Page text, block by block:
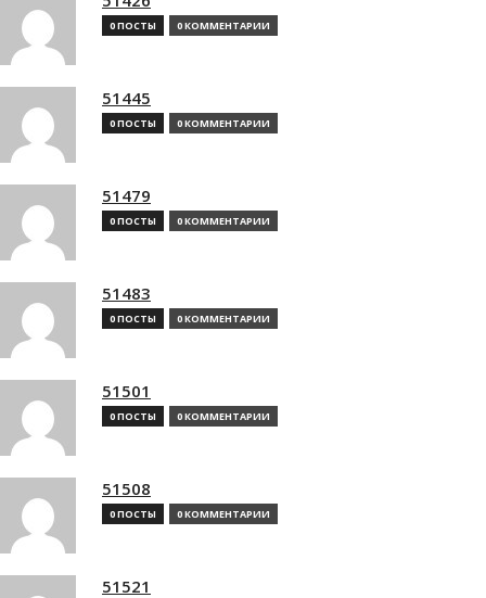
0 ПОСТЫ 0 КОММЕНТАРИИ
51445
0 ПОСТЫ 0 КОММЕНТАРИИ
51479
0 ПОСТЫ 0 КОММЕНТАРИИ
51483
0 ПОСТЫ 0 КОММЕНТАРИИ
51501
0 ПОСТЫ 0 КОММЕНТАРИИ
51508
0 ПОСТЫ 0 КОММЕНТАРИИ
51521